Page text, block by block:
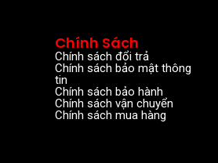
Chính Sách
Chính sách đổi trả
Chính sách bảo mật thông
tin
Chính sách bảo hành
Chính sách vận chuyển
Chính sách mua hàng